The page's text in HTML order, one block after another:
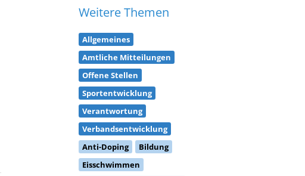
Weitere Themen
Allgemeines
Amtliche Mitteilungen
Offene Stellen
Sportentwicklung
Verantwortung
Verbandsentwicklung
Anti-Doping
Bildung
Eisschwimmen